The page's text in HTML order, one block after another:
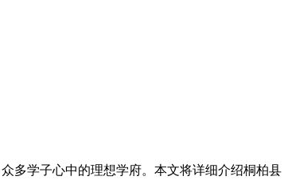
多学子心中的理想学府。本文将详细介绍桐柏县